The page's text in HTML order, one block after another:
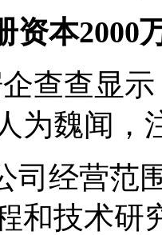
资本
查查显
为魏闻，
司经营范
和技术研